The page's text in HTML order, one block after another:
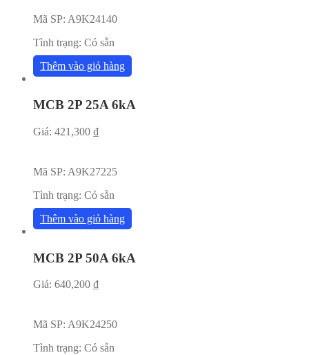
Mã SP: A9K24140
Tình trạng: Có sẵn
Thêm vào giỏ hàng
MCB 2P 25A 6kA
Giá: 421,300 ₫
Mã SP: A9K27225
Tình trạng: Có sẵn
Thêm vào giỏ hàng
MCB 2P 50A 6kA
Giá: 640,200 ₫
Mã SP: A9K24250
Tình trạng: Có sẵn